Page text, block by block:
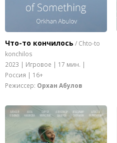
Что-то кончилось / Chto-to
konchilos
2023 | Игровое | 17 мин. |
Россия | 16+
Режиссер: Орхан Абулов